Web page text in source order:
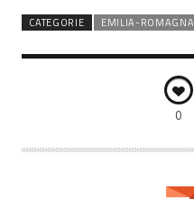
CATEGORIE EMILIA-ROMAGNA
0